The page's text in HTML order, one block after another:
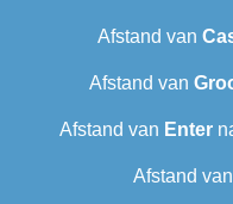
Afstand van
Afstand van
Afstand van Enter
Afstand van